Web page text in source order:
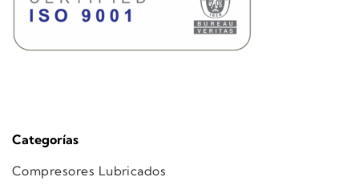
Categorías
Compresores Lubricados